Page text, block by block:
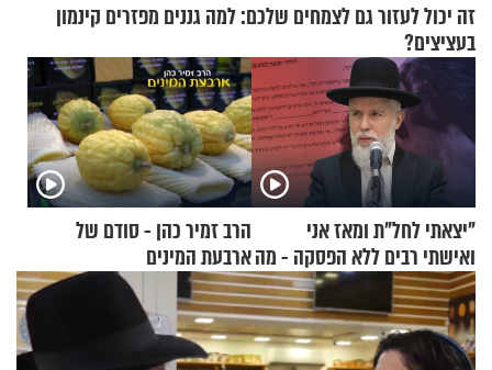
זה יכול לעזור גם לצמחים שלכם: למה גננים מפזרים קינמון
בעציצים?
"יצאתי לחל"ת ומאז אני
ואישתי רבים ללא הפסקה - מה
עושים"? הרב זמיר כהן
בתשובה מפתיעה
הרב זמיר כהן - סודם של
ארבעת המינים